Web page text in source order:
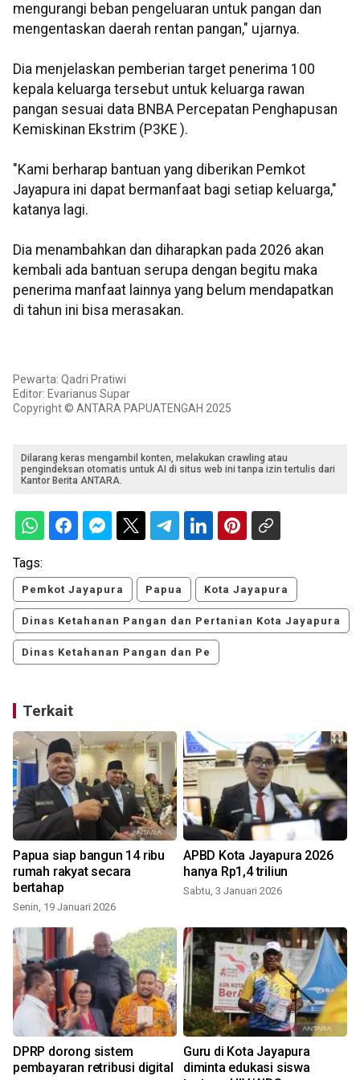
mengurangi beban pengeluaran untuk pangan dan
mengentaskan daerah rentan pangan," ujarnya.
Dia menjelaskan pemberian target penerima 100
kepala keluarga tersebut untuk keluarga rawan
pangan sesuai data BNBA Percepatan Penghapusan
Kemiskinan Ekstrim (P3KE ).
"Kami berharap bantuan yang diberikan Pemkot
Jayapura ini dapat bermanfaat bagi setiap keluarga,"
katanya lagi.
Dia menambahkan dan diharapkan pada 2026 akan
kembali ada bantuan serupa dengan begitu maka
penerima manfaat lainnya yang belum mendapatkan
di tahun ini bisa merasakan.
Pewarta: Qadri Pratiwi
Editor: Evarianus Supar
Copyright © ANTARA PAPUATENGAH 2025
Dilarang keras mengambil konten, melakukan crawling atau
pengindeksan otomatis untuk AI di situs web ini tanpa izin tertulis dari
Kantor Berita ANTARA.
Tags:
Pemkot Jayapura Papua Kota Jayapura
Dinas Ketahanan Pangan dan Pertanian Kota Jayapura
Dinas Ketahanan Pangan dan Pe
Terkait
Papua siap bangun 14 ribu
rumah rakyat secara
bertahap
Senin, 19 Januari 2026
APBD Kota Jayapura 2026
hanya Rp1,4 triliun
Sabtu, 3 Januari 2026
DPRP dorong sistem
pembayaran retribusi digital
Guru di Kota Jayapura
diminta edukasi siswa